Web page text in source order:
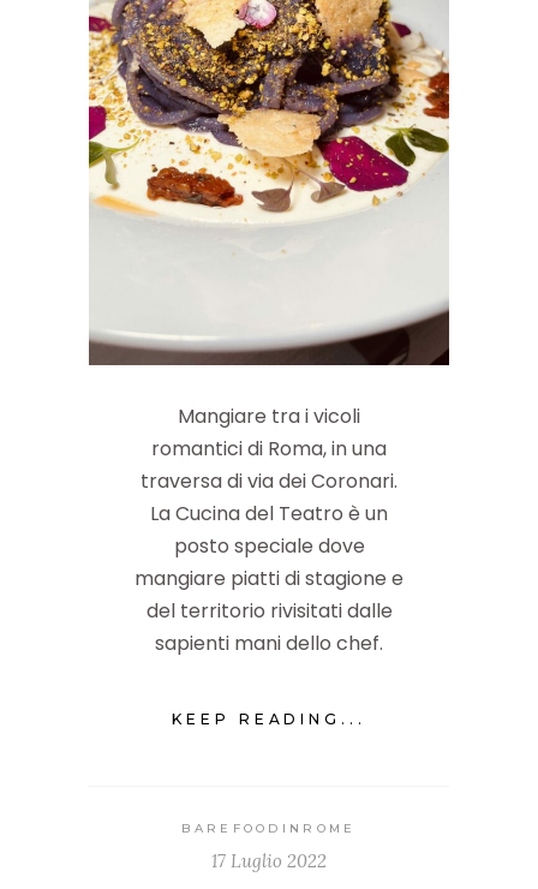
Mangiare tra i vicoli
romantici di Roma, in una
traversa di via dei Coronari.
La Cucina del Teatro è un
posto speciale dove
mangiare piatti di stagione e
del territorio rivisitati dalle
sapienti mani dello chef.
KEEP READING...
BAREFOODINROME
17 Luglio 2022